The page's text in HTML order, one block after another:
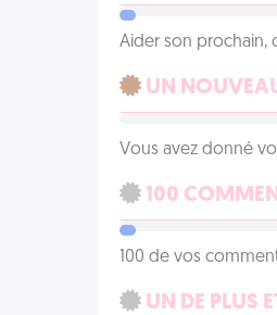
Aider son prochain,
UN
Vous avez donné
100
100 de vos
UN DE PLUS